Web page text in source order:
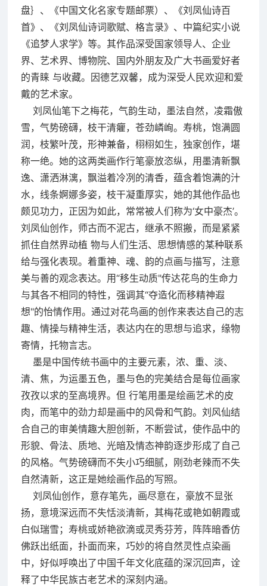
盘｝、《中国文化名家专题邮票）、《刘凤仙诗百
首》、《刘凤仙诗词歌赋、格言录》、中篇纪实小说
《追梦人求学》等。其作品深受国家领导人、企业
界、艺术界、博物院、国内外朋友及广大书画爱好者
的青睐 与收藏。因德艺双馨，成为深受人民欢迎和爱
戴的艺术家。
刘凤仙笔下之梅花，气韵生动，墨法自然，凌霜傲
雪，气势磅礴，枝干清癯，苍劲嶙峋。寿桃，饱满圆
润，枝繁叶茂，形神兼备，栩栩如生，独家创作，堪
称一绝。她的这两类画作行笔豪放恣纵，用墨清新飘
逸、潇洒淋漓，飘溢着冷冽的清香，蕴含着饱满的汁
水，线条婀娜多姿，枝干凝重厚实，她的其他作品也
颇见功力，正因为如此，常常被人们称为‘女中豪杰’。
刘凤仙创作，师古而不泥古，继承不照搬，而是紧紧
抓住自然界动植 物与人们生活、思想情感的某种联系
给与强化表现。着重神、魂、韵的点画与描写，注意
美与善的观念表达。用“移生动质"传达花鸟的生命力
与其各不相同的特性，强调其“夺造化而移精神遐
想"的怡情作用。通过对花鸟画的创作来表达自己的志
趣、情操与精神生活，表达内在的思想与追求，缘物
寄情，托物言志。
墨是中国传统书画中的主要元素，浓、重、淡、
清、焦，为运墨五色，墨与色的完美结合是每位画家
孜孜以求的至高境界。但 行笔用墨是绘画艺术的皮
肉，而笔中的劲力却是画中的风骨和气韵。刘风仙结
合自己的审美情趣大胆创新，不断尝试，使作品中的
形貌、骨法、质地、光暗及情态神韵逐步形成了自己
的风格。气势磅礴而不失小巧细腻，刚劲老辣而不失
自然清新，这正是她绘画作品的写照。
刘凤仙创作，意存笔先，画尽意在，豪放不显张
扬，意境深远而不失恬淡清新，其梅花或艳如朝霞或
白似瑞雪；寿桃或娇艳欲滴或灵秀芬芳，阵阵暗香仿
佛跃出纸面，扑面而来，巧妙的将自然灵性点染画
中，好似呼唤出了中国千年文化底蕴的深沉回声，诠
释了中华民族古老艺术的深刻内涵。